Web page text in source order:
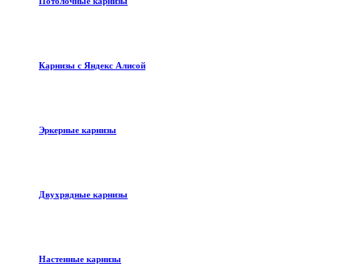
Карнизы с Яндекс Алисой
Эркерные карнизы
Двухрядные карнизы
Настенные карнизы